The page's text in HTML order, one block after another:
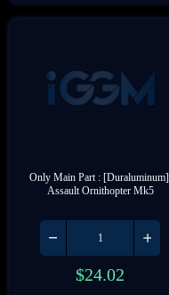
Only Main Part : [Duraluminum]
Assault Ornithopter Mk5
$24.02